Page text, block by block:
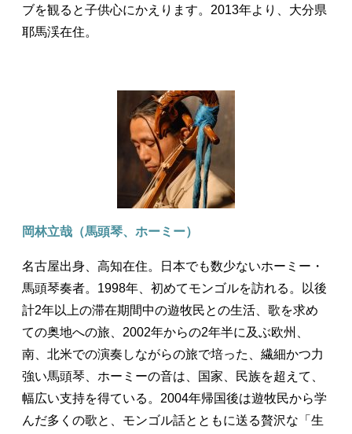
ブを観ると子供心にかえります。2013年より、大分県
耶馬渓在住。
岡林立哉（馬頭琴、ホーミー）
名古屋出身、高知在住。日本でも数少ないホーミー・
馬頭琴奏者。1998年、初めてモンゴルを訪れる。以後
計2年以上の滞在期間中の遊牧民との生活、歌を求め
ての奥地への旅、2002年からの2年半に及ぶ欧州、
南、北米での演奏しながらの旅で培った、繊細かつ力
強い馬頭琴、ホーミーの音は、国家、民族を超えて、
幅広い支持を得ている。2004年帰国後は遊牧民から学
んだ多くの歌と、モンゴル話とともに送る贅沢な「生